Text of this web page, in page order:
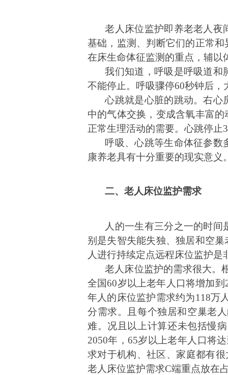
老人床位监护即养老老人夜
基础，监测、判断它们的正常
在床生命体征监测的重点，辅以
我们知道，呼吸是呼吸道和
不能停止。呼吸骤停60秒钟后
心跳就是心脏的跳动。右心
中的气体交换， 变成含氧丰富
正常生理活动的需要。心跳停止
呼吸、心跳等生命体征参数
康养老具有十分重要的现实意义
二、老人床位监护需求
人的一生有三分之一的时
别是失智失能失独、独居和空
人进行持续定点远程床位监护是
老人床位监护的需求很大。
全国60岁以上老年人口将增加到
年人的床位监护需求约为118万
分需求。且每个独居和空巢老
难。况且以上计算还未包括慢
2050年，65岁以上老年人口将
求对于机构、社区、家庭都有
老人床位监护需求C端重点放在